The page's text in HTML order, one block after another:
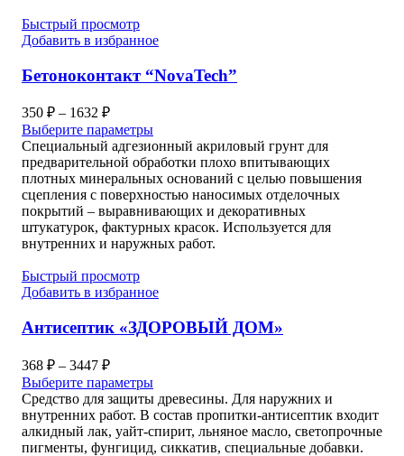
Быстрый просмотр
Добавить в избранное
Бетоноконтакт “NovaTech”
350 ₽ – 1632 ₽Диапазон
цен:
350 ₽
–
1632 ₽
Выберите параметры
Специальный адгезионный акриловый грунт для
предварительной обработки плохо впитывающих
плотных минеральных оснований с целью повышения
сцепления с поверхностью наносимых отделочных
покрытий – выравнивающих и декоративных
штукатурок, фактурных красок. Используется для
внутренних и наружных работ.
Быстрый просмотр
Добавить в избранное
Антисептик «ЗДОРОВЫЙ ДОМ»
368 ₽ – 3447 ₽Диапазон
цен:
368 ₽
–
3447 ₽
Выберите параметры
Средство для защиты древесины. Для наружних и
внутренних работ. В состав пропитки-антисептик входит
алкидный лак, уайт-спирит, льняное масло, светопрочные
пигменты, фунгицид, сиккатив, специальные добавки.